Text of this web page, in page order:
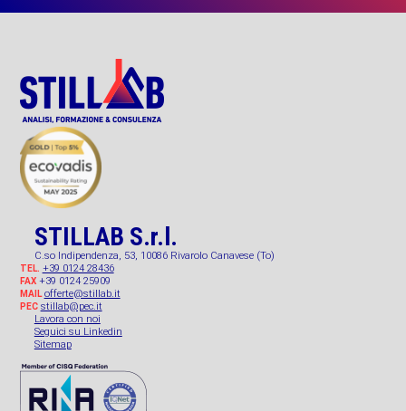
STILLAB S.r.l.
C.so Indipendenza, 53, 10086 Rivarolo Canavese (To)
TEL. +39 0124 28436
FAX+39 0124 25909
MAIL offerte@stillab.it
PEC stillab@pec.it
Lavora con noi
Seguici su Linkedin
Sitemap